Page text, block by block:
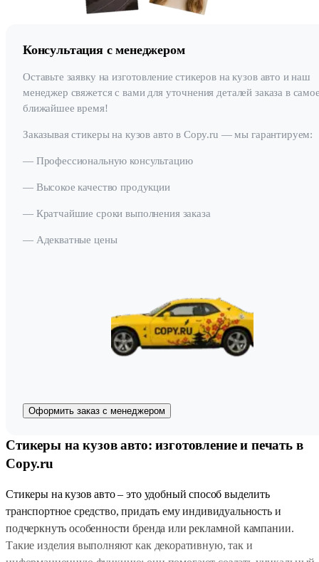
Консультация с менеджером
Оставьте заявку на изготовление стикеров на кузов авто и наш
менеджер свяжется с вами для уточнения деталей заказа в
ближайшее время!
Заказывая стикеры на кузов авто в Copy.ru — мы гарантируем:
— Профессиональную консультацию
— Высокое качество продукции
— Кратчайшие сроки выполнения заказа
— Адекватные цены
Оформить заказ с менеджером
Стикеры на кузов авто: изготовление и печать в
Copy.ru
Стикеры на кузов авто – это удобный способ выделить
транспортное средство, придать ему индивидуальность и
подчеркнуть особенности бренда или рекламной кампании.
Такие изделия выполняют как декоративную, так и